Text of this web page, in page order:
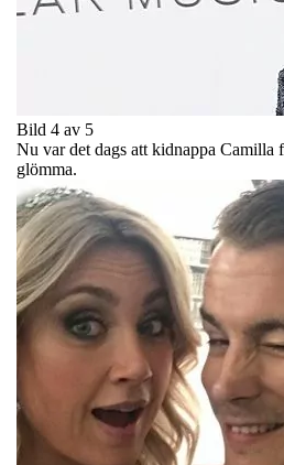
Bild 4 av 5
Nu var det dags att kidnappa Camilla
glömma.